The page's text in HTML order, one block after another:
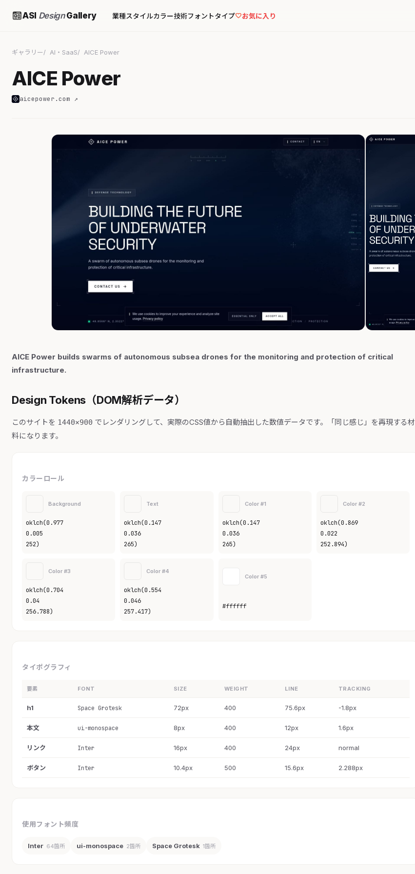
ASI DesignGallery 業種スタイルカラー技術フォントタイプ お気に入り
ギャラリー AI・SaaS AICE Power
AICE Power
aicepower.com ↗
AICE Power builds swarms of autonomous subsea drones for the monitoring and protection of critical
infrastructure.
Design Tokens（DOM解析データ）
このサイトを 1440×900 でレンダリングして、実際のCSS値から自動抽出した数値データです。「同じ感じ」を再現する材
料になります。
カラーロール
Background
oklch(0.977
0.005
252)
Text
oklch(0.147
0.036
265)
Color #1
oklch(0.147
0.036
265)
Color #2
oklch(0.869
0.022
252.894)
Color #3
oklch(0.704
0.04
256.788)
Color #4
oklch(0.554
0.046
257.417)
Color #5
#ffffff
タイポグラフィ
要素 FONT SIZE WEIGHT LINE TRACKING
h1 Space Grotesk 72px 400 75.6px -1.8px
本文 ui-monospace 8px 400 12px 1.6px
リンク Inter 16px 400 24px normal
ボタン Inter 10.4px 500 15.6px 2.288px
使用フォント頻度
Inter 64箇所 ui-monospace 2箇所 Space Grotesk 1箇所